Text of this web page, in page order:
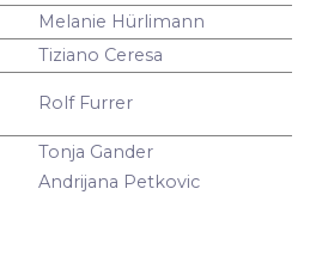
Melanie Hürlimann
Tiziano Ceresa
Rolf Furrer
Tonja Gander
Andrijana Petkovic